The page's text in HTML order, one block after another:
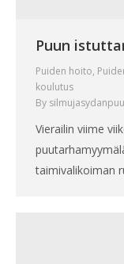
Puun
Puiden hoito,
koulutus
By silmujasydanpuu
Vierailin viime
taimivalikoiman